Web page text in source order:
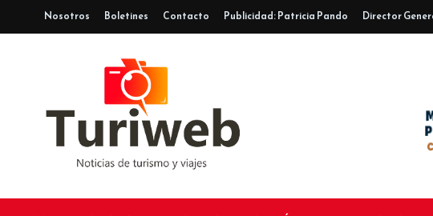
Nosotros Boletines Contacto Publicidad: Patricia Pando Director